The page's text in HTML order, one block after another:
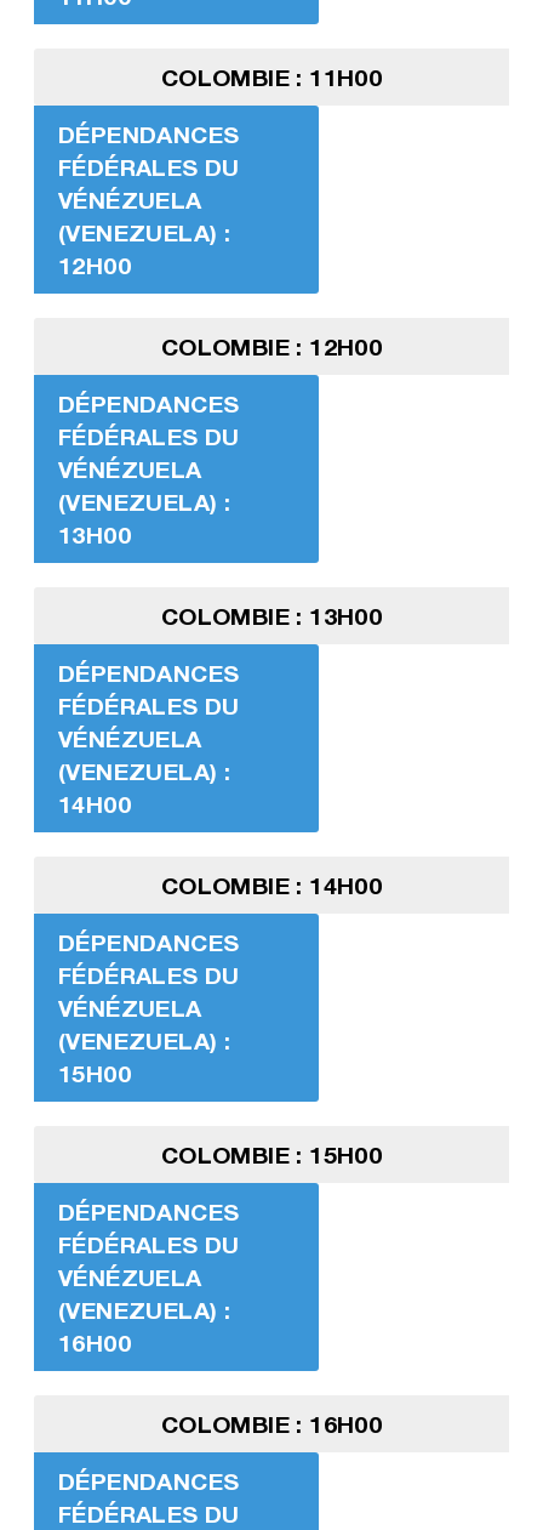
COLOMBIE : 11H00
DÉPENDANCES
FÉDÉRALES DU
VÉNÉZUELA
(VENEZUELA) :
12H00
COLOMBIE : 12H00
DÉPENDANCES
FÉDÉRALES DU
VÉNÉZUELA
(VENEZUELA) :
13H00
COLOMBIE : 13H00
DÉPENDANCES
FÉDÉRALES DU
VÉNÉZUELA
(VENEZUELA) :
14H00
COLOMBIE : 14H00
DÉPENDANCES
FÉDÉRALES DU
VÉNÉZUELA
(VENEZUELA) :
15H00
COLOMBIE : 15H00
DÉPENDANCES
FÉDÉRALES DU
VÉNÉZUELA
(VENEZUELA) :
16H00
COLOMBIE : 16H00
DÉPENDANCES
FÉDÉRALES DU